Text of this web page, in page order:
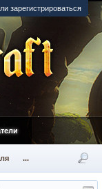
зарегистрироваться
...